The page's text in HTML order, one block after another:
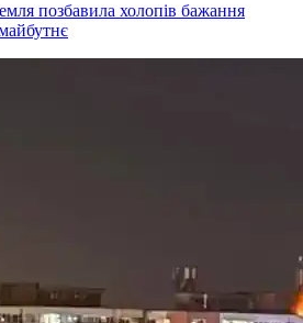
позбавила холопів бажання